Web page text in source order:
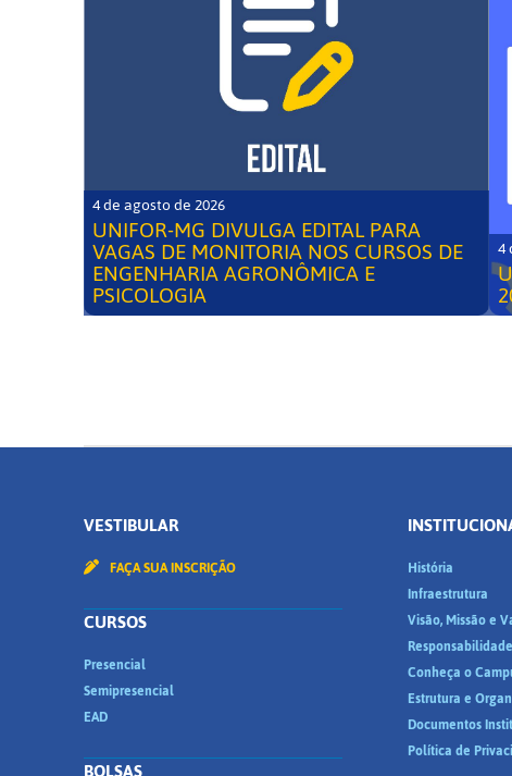
4 de agosto de 2026
UNIFOR-MG DIVULGA EDITAL PARA
VAGAS DE MONITORIA NOS CURSOS DE
ENGENHARIA AGRONÔMICA E
PSICOLOGIA
4
VESTIBULAR
FAÇA SUA INSCRIÇÃO
CURSOS
Presencial
Semipresencial
EAD
História
Infraestrutura
Visão, Missão e
Conheça o
Estrutura e
Documentos
Política de